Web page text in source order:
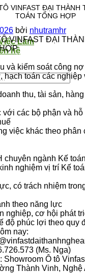
Làm
hệ
VINFAST ĐẠI THÀNH
TOÁN TỔNG HỢP
bởi nhutramhr
VINFAST ĐẠI
và kiểm soát công
hạch toán các nghiệp
thu, tài sản,
với các bộ phận và
việc khác theo phân
ngành Kế
nghiệm vị trí Kế
có trách nhiệm
theo năng lực
nghiệp, cơ hội phát
độ phúc lợi theo quy
nay:
(Ms. Nga)
Showroom Ô tô
Thành Vinh, Nghệ